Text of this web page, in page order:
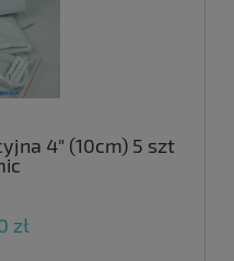
4" (10cm) 5 szt
zł